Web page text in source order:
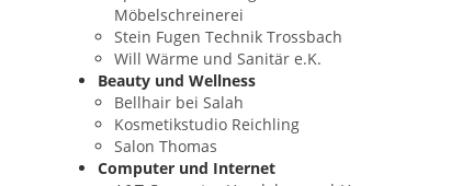
Möbelschreinerei
Stein Fugen Technik Trossbach
Will Wärme und Sanitär e.K.
Beauty und Wellness
Bellhair bei Salah
Kosmetikstudio Reichling
Salon Thomas
Computer und Internet